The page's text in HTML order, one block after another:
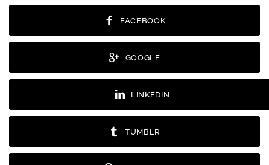
FACEBOOK
GOOGLE
LINKEDIN
TUMBLR